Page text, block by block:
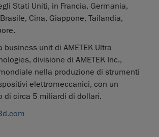
Stati Uniti, in Francia, Germania,
Cina, Giappone, Tailandia,
business unit di AMETEK Ultra
divisione di AMETEK Inc.,
nella produzione di strumenti
elettromeccanici, con un
di circa 5 miliardi di dollari.